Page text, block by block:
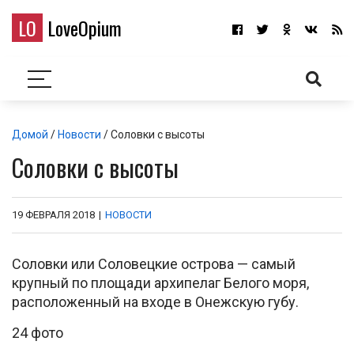
LO LoveOpium
Домой / Новости / Соловки с высоты
Соловки с высоты
19 ФЕВРАЛЯ 2018 | НОВОСТИ
Соловки или Соловецкие острова — самый
крупный по площади архипелаг Белого моря,
расположенный на входе в Онежскую губу.
24 фото